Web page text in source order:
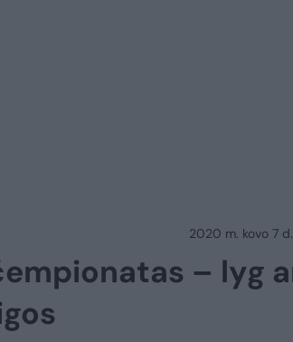
2020 m. kovo 7
– lyg